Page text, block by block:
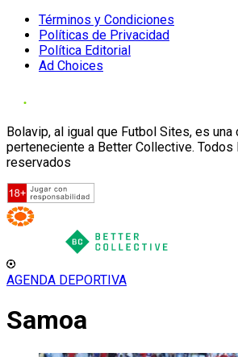
Términos y Condiciones
Políticas de Privacidad
Política Editorial
Ad Choices
Bolavip, al igual que Futbol Sites, es una
perteneciente a Better Collective. Todos
reservados
AGENDA DEPORTIVA
Samoa